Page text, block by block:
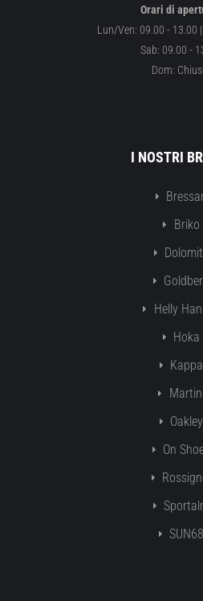
Orari di
Lun/Ven: 09.00 - 13.00
Sab: 09.00 -
Dom:
I NOSTRI
Briko
Helly
Hoka
Kappa
Martini
Oakley
On
SUN68